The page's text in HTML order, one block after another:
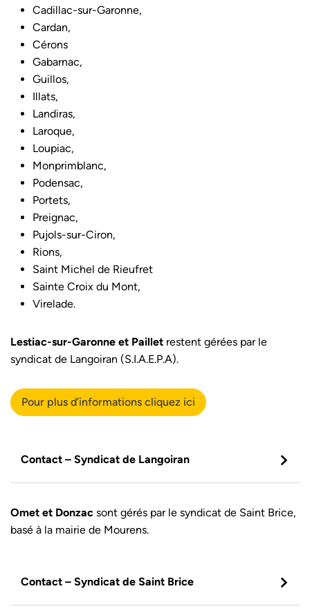
Cadillac-sur-Garonne,
Cardan,
Cérons
Gabarnac,
Guillos,
Illats,
Landiras,
Laroque,
Loupiac,
Monprimblanc,
Podensac,
Portets,
Preignac,
Pujols-sur-Ciron,
Rions,
Saint Michel de Rieufret
Sainte Croix du Mont,
Virelade.
Lestiac-sur-Garonne et Paillet restent gérées par le
syndicat de Langoiran (S.I.A.E.P.A).
Pour plus d’informations cliquez ici
Contact – Syndicat de Langoiran
Omet et Donzac sont gérés par le syndicat de Saint Brice,
basé à la mairie de Mourens.
Contact – Syndicat de Saint Brice